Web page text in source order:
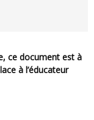
, ce document est à
à l’éducateur